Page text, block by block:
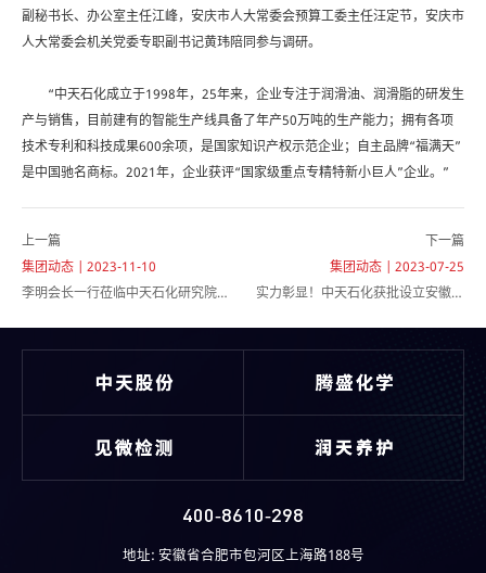
副秘书长、办公室主任江峰，安庆市人大常委会预算工委主任汪定节，安庆市
人大常委会机关党委专职副书记黄玮陪同参与调研。
“中天石化成立于1998年，25年来，企业专注于润滑油、润滑脂的研发生
产与销售，目前建有的智能生产线具备了年产50万吨的生产能力；拥有各项
技术专利和科技成果600余项，是国家知识产权示范企业；自主品牌“福满天”
是中国驰名商标。2021年，企业获评“国家级重点专精特新小巨人”企业。”
上一篇
集团动态 | 2023-11-10
李明会长一行莅临中天石化研究院参
下一篇
集团动态 | 2023-07-25
实力彰显！中天石化获批设立安徽省
400-8610-298
地址: 安徽省合肥市包河区上海路188号